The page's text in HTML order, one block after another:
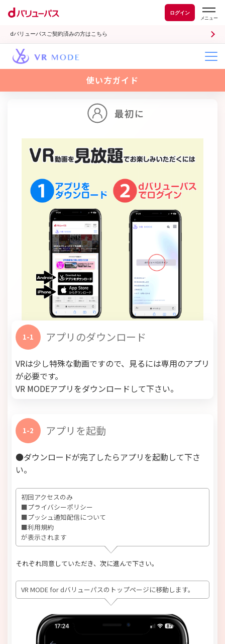
ログイン
dバリューパスご契約済みの方はこちら
使い方ガイド
最初に
1-1 アプリのダウンロード
VRは少し特殊な動画ですので、見るには専用のアプリ
が必要です。
VR MODEアプリをダウンロードして下さい。
1-2 アプリを起動
●ダウンロードが完了したらアプリを起動して下さ
い。
初回アクセスのみ
■プライバシーポリシー
■プッシュ通知配信について
■利用規約
が表示されます
それぞれ同意していただき、次に進んで下さい。
VR MODE for dバリューパスのトップページに移動します。